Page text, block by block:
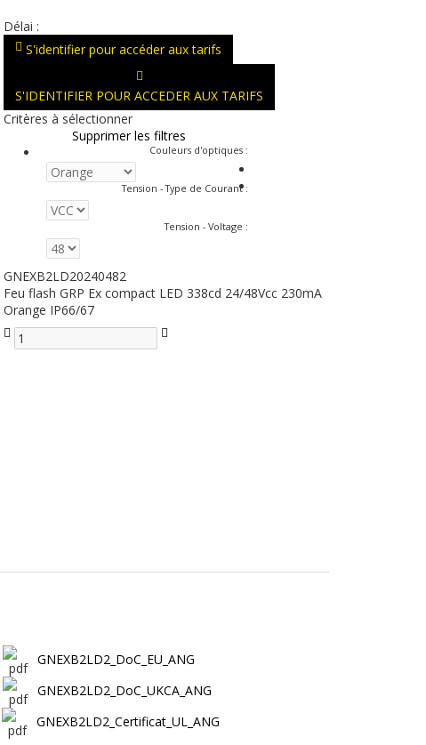
Délai :
S'identifier pour accéder aux tarifs
S'IDENTIFIER POUR ACCEDER AUX TARIFS
Critères à sélectionner
Supprimer les filtres
Couleurs d'optiques :
Tension - Type de Courant:
Tension - Voltage :
GNEXB2LD20240482
Feu flash GRP Ex compact LED 338cd 24/48Vcc 230mA
Orange IP66/67
GNEXB2LD2_DoC_EU_ANG
GNEXB2LD2_DoC_UKCA_ANG
GNEXB2LD2_Certificat_UL_ANG